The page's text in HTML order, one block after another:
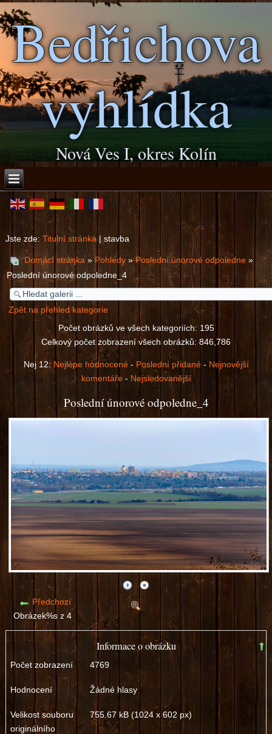
Bedřichova
vyhlídka
Nová Ves I, okres Kolín
Jste zde:Titulní stránka|stavba
Domácí stránka» Pohledy»Poslední únorové odpoledne»
Poslední únorové odpoledne_4
Zpět na přehled kategorie
Počet obrázků ve všech kategoriích: 195
Celkový počet zobrazení všech obrázků: 846,786
Nej 12: Nejlépe hodnocené- Poslední přidané- Nejnovější
komentáře- Nejsledovanější
Poslední únorové odpoledne_4
Předchozí
Obrázek%s z 4
Informace o obrázku
Počet zobrazení 4769
Hodnocení Žádné hlasy
Velikost souboru
originálního
755.67 kB (1024 x 602 px)